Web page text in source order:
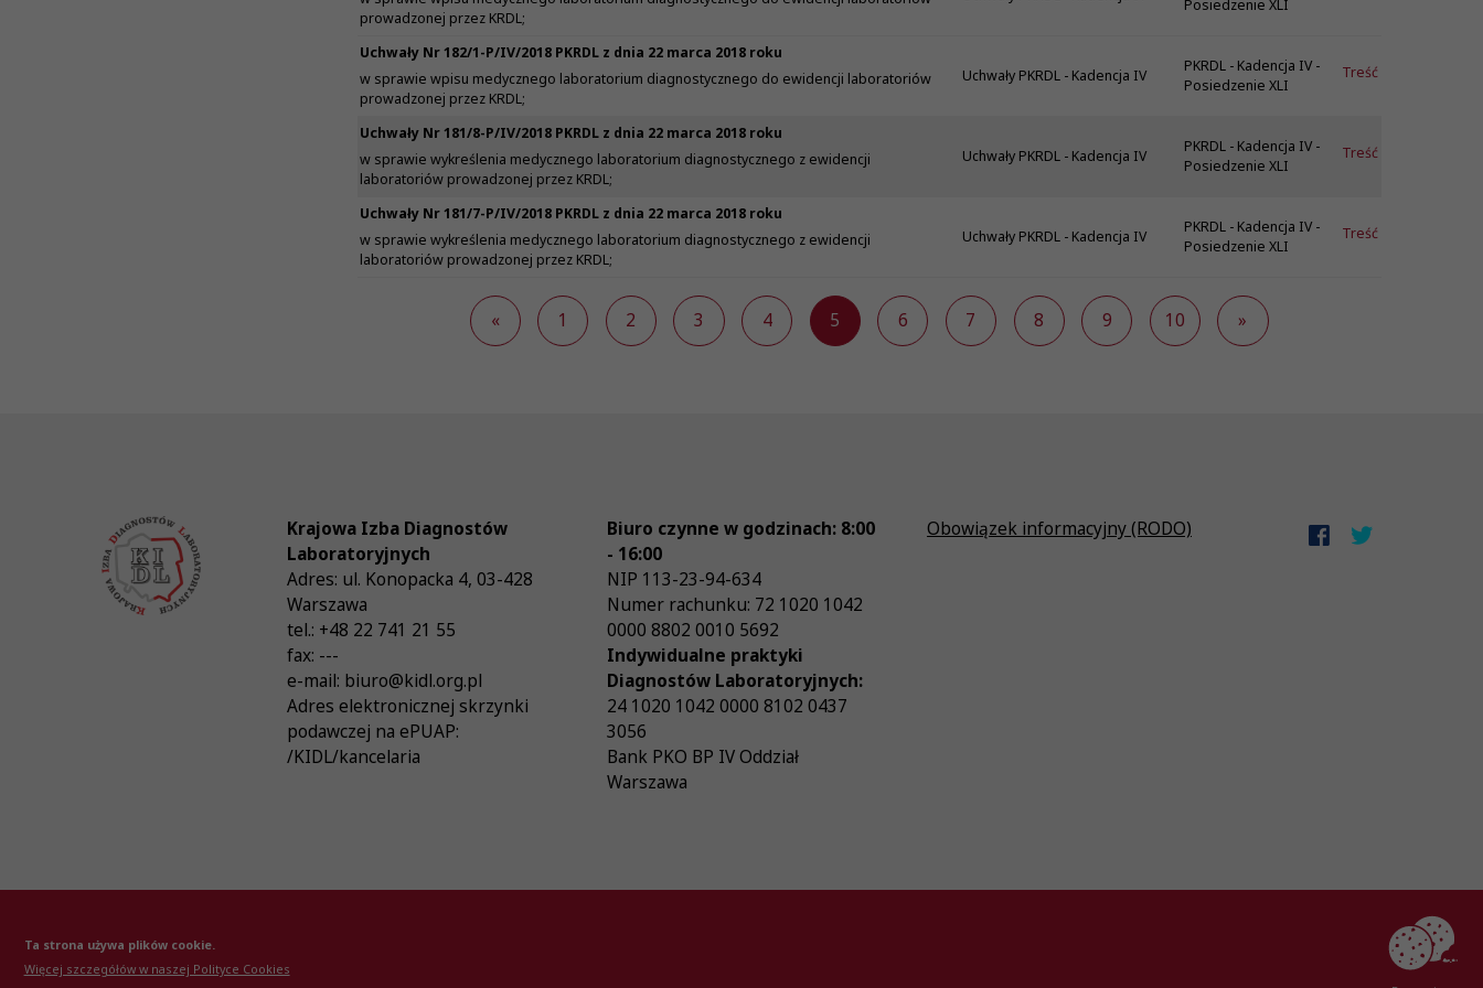
prowadzonej przez KRDL;
Posiedzenie XLI
Uchwały Nr 182/1-P/IV/2018 PKRDL z dnia 22 marca 2018 roku
w sprawie wpisu medycznego laboratorium diagnostycznego do ewidencji laboratoriów
prowadzonej przez KRDL;
Uchwały PKRDL - Kadencja IV
PKRDL - Kadencja IV -
Posiedzenie XLI
Treść
Uchwały Nr 181/8-P/IV/2018 PKRDL z dnia 22 marca 2018 roku
w sprawie wykreślenia medycznego laboratorium diagnostycznego z ewidencji
laboratoriów prowadzonej przez KRDL;
Uchwały PKRDL - Kadencja IV
PKRDL - Kadencja IV -
Posiedzenie XLI
Treść
Uchwały Nr 181/7-P/IV/2018 PKRDL z dnia 22 marca 2018 roku
w sprawie wykreślenia medycznego laboratorium diagnostycznego z ewidencji
laboratoriów prowadzonej przez KRDL;
Uchwały PKRDL - Kadencja IV
PKRDL - Kadencja IV -
Posiedzenie XLI
Treść
« 1 2 3 4 5 6 7 8 9 10 »
Krajowa Izba Diagnostów
Laboratoryjnych
Adres: ul. Konopacka 4,03-428
Warszawa
tel.: +48 22 741 21 55
fax: ---
e-mail: biuro@kidl.org.pl
Adres elektronicznej skrzynki
podawczej na ePUAP:
/KIDL/kancelaria
Biuro czynne w godzinach: 8:00
- 16:00
NIP 113-23-94-634
Numer rachunku: 72 1020 1042
0000 8802 0010 5692
Indywidualne praktyki
Diagnostów Laboratoryjnych:
24 1020 1042 0000 8102 0437
3056
Bank PKO BP IV Oddział
Warszawa
Obowiązek informacyjny (RODO)
Ta strona używa plików cookie.
Więcej szczegółów w naszej Polityce Cookies